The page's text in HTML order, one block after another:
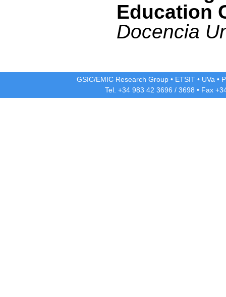
Education
Docencia
GSIC/EMIC Research Group • ETSIT • UVa •
Tel. +34 983 42 3696 / 3698 • Fax